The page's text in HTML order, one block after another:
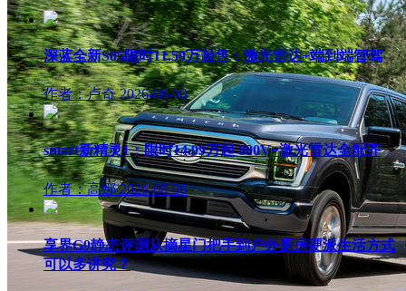
深蓝全新S05限时11.59万起售：激光雷达+端到端智驾
作者：卢奇 2026-08-06
smart新精灵1：限时14.99万起 800V+激光雷达全配齐
作者：高娜 2026-08-06
享界G9静态评测从摘星门把手到户外厨房硬派生活方式
可以多讲究？